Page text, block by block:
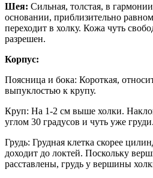
Шея: Сильная, толстая, в
основании, приблизительно
переходит в холку. Кожа чуть
разрешен.
Корпус:
Поясница и бока: Короткая,
выпуклостью к крупу.
Круп: На 1-2 см выше холки.
углом 30 градусов и чуть уже груди.
Грудь: Грудная клетка скорее
доходит до локтей. Поскольку
расставлены, грудь у вершины